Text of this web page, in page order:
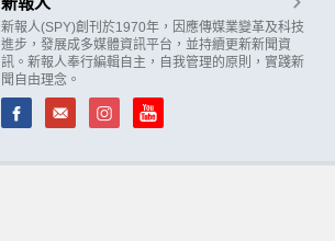
新報人(SPY)創刊於1970年，因應傳媒業變革及科技
進步，發展成多媒體資訊平台，並持續更新新聞資
訊。新報人奉行編輯自主，自我管理的原則，實踐新
聞自由理念。